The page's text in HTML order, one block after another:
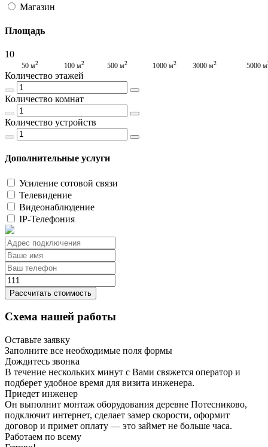
Магазин
Площадь
10
50 м2 100 м2 500 м2 1000 м2 3000 м2 5000 м
Количество этажей
Количество комнат
Количество устройств
Дополнительные услуги
Усиление сотовой связи
Телевидение
Видеонаблюдение
IP-Телефония
Рассчитать стоимость
Схема нашей работы
Оставьте заявку
Заполните все необходимые поля формы
Дождитесь звонка
В течение нескольких минут с Вами свяжется оператор и
подберет удобное время для визита инженера.
Приедет инженер
Он выполнит монтаж оборудования деревне Потесниково,
подключит интернет, сделает замер скорости, оформит
договор и примет оплату — это займет не больше часа.
Работаем по всему